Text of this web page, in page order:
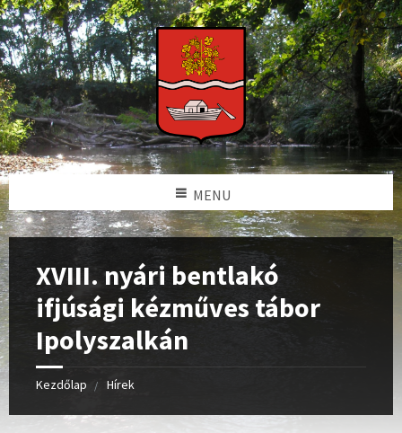
MENU
XVIII. nyári bentlakó
ifjúsági kézműves tábor
Ipolyszalkán
Kezdőlap Hírek